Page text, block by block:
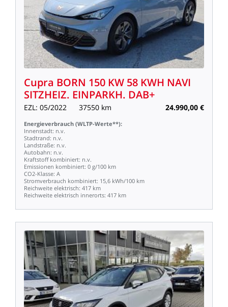
Cupra BORN 150 KW 58 KWH NAVI
SITZHEIZ. EINPARKH. DAB+
EZL: 05/2022 37550 km 24.990,00 €
Energieverbrauch (WLTP-Werte**):
Innenstadt: n.v.
Stadtrand: n.v.
Landstraße: n.v.
Autobahn: n.v.
Kraftstoff kombiniert: n.v.
Emissionen kombiniert: 0 g/100 km
CO2-Klasse: A
Stromverbrauch kombiniert: 15,6 kWh/100 km
Reichweite elektrisch: 417 km
Reichweite elektrisch innerorts: 417 km